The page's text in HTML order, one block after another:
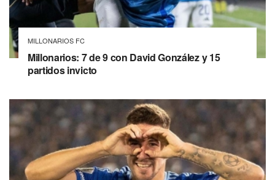
MILLONARIOS FC
Millonarios: 7 de 9 con David González y 15
partidos invicto